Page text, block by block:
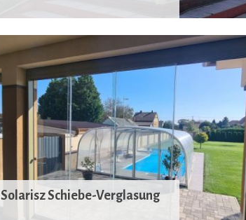
Solarisz Schiebe-Verglasung